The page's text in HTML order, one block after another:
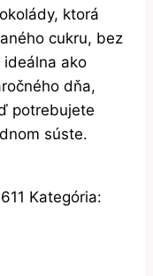
ktorá
cukru, bez
ideálna ako
dňa,
potrebujete
súste.
Kategória: